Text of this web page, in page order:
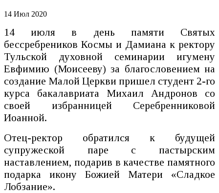
14 Июл 2020
14 июля в день памяти Святых
бессребреников Космы и Дамиана к ректору
Тульской духовной семинарии игумену
Евфимию (Моисееву) за благословением на
создание Малой Церкви пришел студент 2-го
курса бакалавриата Михаил Андронов со
своей избранницей Серебренниковой
Иоанной.
Отец-ректор обратился к будущей
супружеской паре с пастырским
наставлением, подарив в качестве памятного
подарка икону Божией Матери «Сладкое
Лобзание».